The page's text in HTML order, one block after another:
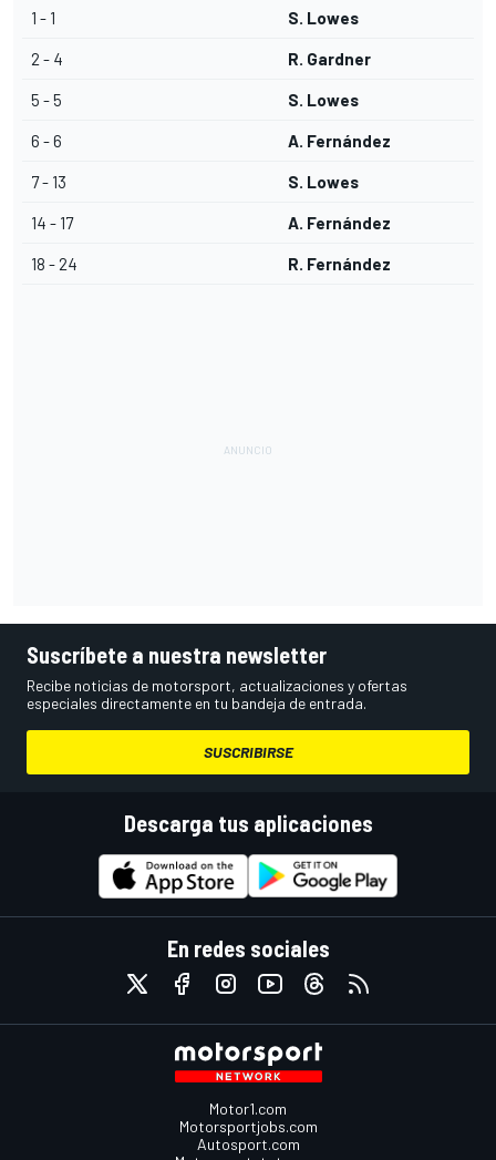
1 - 1 S. Lowes
2 - 4 R. Gardner
5 - 5 S. Lowes
6 - 6 A. Fernández
7 - 13 S. Lowes
14 - 17 A. Fernández
18 - 24 R. Fernández
Suscríbete a nuestra newsletter
Recibe noticias de motorsport, actualizaciones y ofertas
especiales directamente en tu bandeja de entrada.
SUSCRIBIRSE
Descarga tus aplicaciones
En redes sociales
Motor1.com
Motorsportjobs.com
Autosport.com